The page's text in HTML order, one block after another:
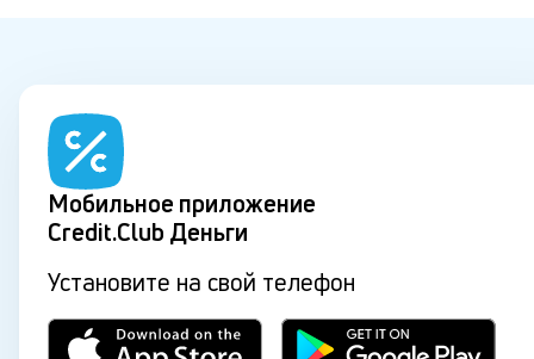
Мобильное приложение
Credit.Club Деньги
Установите на свой телефон